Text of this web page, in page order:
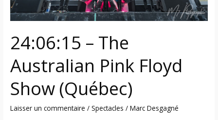
24:06:15 – The
Australian Pink Floyd
Show (Québec)
Laisser un commentaire /Spectacles /Marc Desgagné